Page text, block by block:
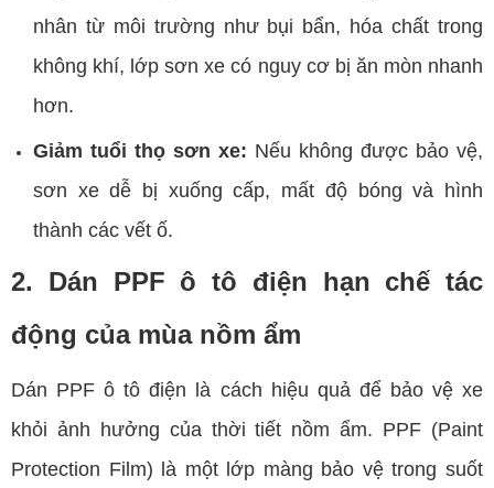
nhân từ môi trường như bụi bẩn, hóa chất trong
không khí, lớp sơn xe có nguy cơ bị ăn mòn nhanh
hơn.
Giảm tuổi thọ sơn xe: Nếu không được bảo vệ,
sơn xe dễ bị xuống cấp, mất độ bóng và hình
thành các vết ố.
2. Dán PPF ô tô điện hạn chế tác
động của mùa nồm ẩm
Dán PPF ô tô điện là cách hiệu quả để bảo vệ xe
khỏi ảnh hưởng của thời tiết nồm ẩm. PPF (Paint
Protection Film) là một lớp màng bảo vệ trong suốt